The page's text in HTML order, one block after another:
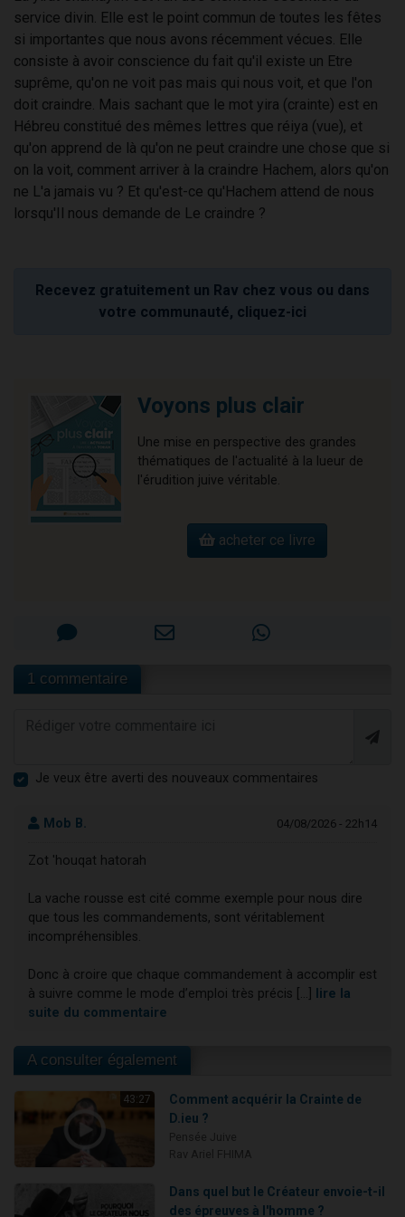
service divin. Elle est le point commun de toutes les fêtes
si importantes que nous avons récemment vécues. Elle
consiste à avoir conscience du fait qu'il existe un Etre
suprême, qu'on ne voit pas mais qui nous voit, et que l'on
doit craindre. Mais sachant que le mot yira (crainte) est en
Hébreu constitué des mêmes lettres que réiya (vue), et
qu'on apprend de là qu'on ne peut craindre une chose que si
on la voit, comment arriver à la craindre Hachem, alors qu'on
ne L'a jamais vu ? Et qu'est-ce qu'Hachem attend de nous
lorsqu'Il nous demande de Le craindre ?
Recevez gratuitement un Rav chez vous ou dans
votre communauté, cliquez-ici
Voyons plus clair
Une mise en perspective des grandes
thématiques de l'actualité à la lueur de
l'érudition juive véritable.
acheter ce livre
1 commentaire
Je veux être averti des nouveaux commentaires
Mob B. 04/08/2026 - 22h14
Zot 'houqat hatorah
La vache rousse est cité comme exemple pour nous dire
que tous les commandements, sont véritablement
incompréhensibles.
Donc à croire que chaque commandement à accomplir est
à suivre comme le mode d’emploi très précis [...]
lire la
suite du commentaire
A consulter également
43:27
Comment acquérir la Crainte de
D.ieu ?
Dans quel but le Créateur envoie-t-il
des épreuves à l'homme ?